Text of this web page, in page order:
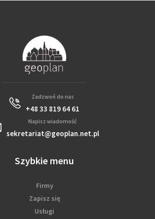
Zadzwoń do nas
+48 33 819 64 61
Napisz wiadomość
sekretariat@geoplan.net.pl
Szybkie menu
Firmy
Zapisz się
Usługi